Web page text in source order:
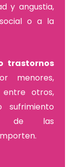
y angustia,
o a la
trastornos
menores,
entre otros,
sufrimiento
de las